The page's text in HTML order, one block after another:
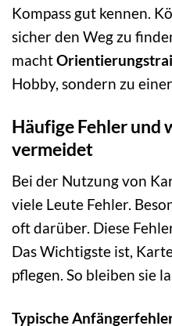
Kompass gut kennen.
sicher den Weg zu
macht
Hobby, sondern zu
Häufige Fehler und
vermeidet
Bei der Nutzung von
viele Leute Fehler.
oft darüber. Diese
Das Wichtigste ist,
pflegen. So bleiben sie
Typische